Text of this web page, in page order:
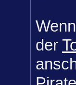
der